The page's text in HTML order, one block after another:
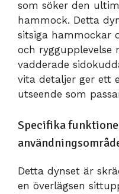
som söker den
hammock. Detta
sitsiga hammockar
och ryggupplevelse
vadderade
vita detaljer ger ett
utseende som
Specifika
Detta dynset är
en överlägsen